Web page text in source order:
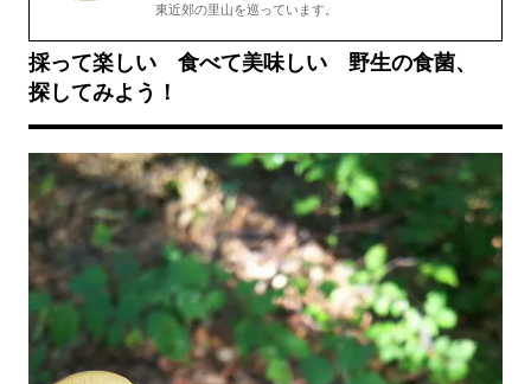
東近郊の里山を巡っています。
採って楽しい 食べて美味しい 野生の食菌、
探してみよう！